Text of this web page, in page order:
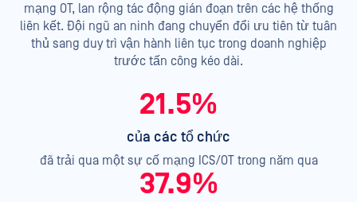
mạng OT, lan rộng tác động gián đoạn trên các hệ thống
liên kết. Đội ngũ an ninh đang chuyển đổi ưu tiên từ tuân
thủ sang duy trì vận hành liên tục trong doanh nghiệp
trước tấn công kéo dài.
21.5%
của các tổ chức
đã trải qua một sự cố mạng ICS/OT trong năm qua
37.9%